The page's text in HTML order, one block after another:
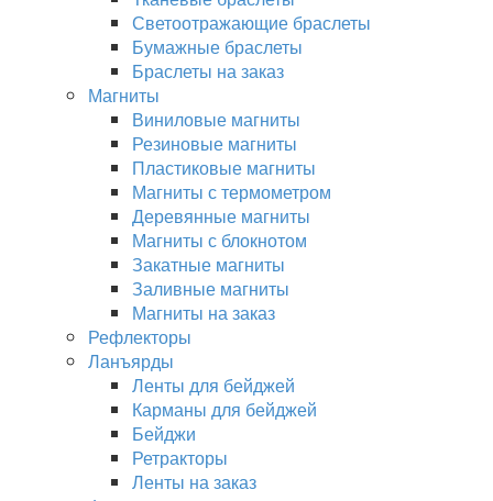
Светоотражающие браслеты
Бумажные браслеты
Браслеты на заказ
Магниты
Виниловые магниты
Резиновые магниты
Пластиковые магниты
Магниты с термометром
Деревянные магниты
Магниты с блокнотом
Закатные магниты
Заливные магниты
Магниты на заказ
Рефлекторы
Ланъярды
Ленты для бейджей
Карманы для бейджей
Бейджи
Ретракторы
Ленты на заказ